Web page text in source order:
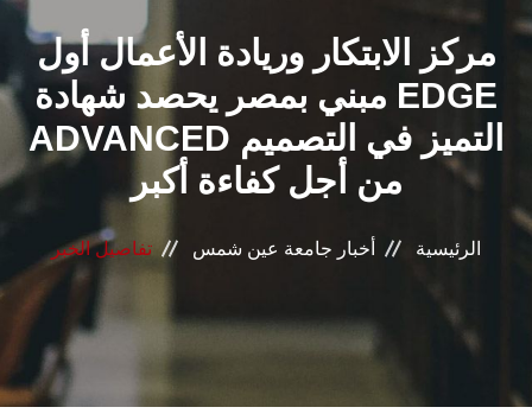
الشئون الأكاديمية
البحث العلمي
الرعاية الصحية
المراكز والوحدات
الأنظمة الذكية
الإعلام
مركز الابتكار وريادة الأعمال أول
مبني بمصر يحصد شهادة EDGE
ADVANCED التميز في التصميم
من أجل كفاءة أكبر
الرئيسية أخبار جامعة عين شمس تفاصيل الخبر